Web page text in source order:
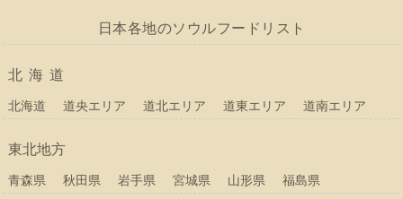
日本各地のソウルフードリスト
北海道
北海道 道央エリア 道北エリア 道東エリア 道南エリア
東北地方
青森県 秋田県 岩手県 宮城県 山形県 福島県